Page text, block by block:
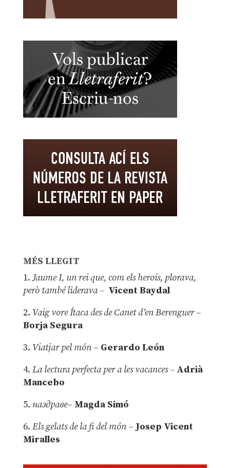
MÉS LLEGIT
1.Jaume I, un rei que, com els herois, plorava,
però també liderava – Vicent Baydal
2. Vaig vore Ítaca des de Canet d’en Berenguer–
Borja Segura
3. Viatjar pel món – Gerardo León
4. La lectura perfecta per a les vacances –Adrià
Mancebo
5. наздраве– Magda Simó
6. Els gelats de la fi del món – Josep Vicent
Miralles